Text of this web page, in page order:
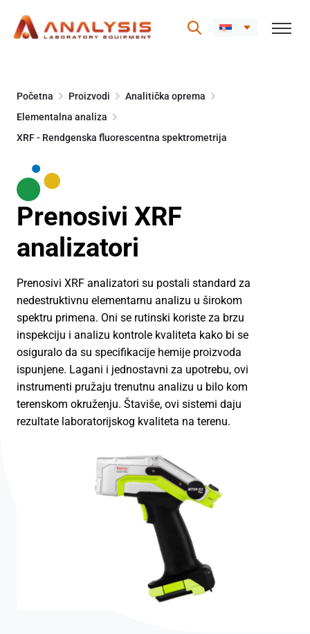
content
Početna Proizvodi
Analitička oprema
Elementalna analiza
XRF - Rendgenska fluorescentna spektrometrija
Prenosivi XRF
analizatori
Prenosivi XRF analizatori su postali standard za
nedestruktivnu elementarnu analizu u širokom
spektru primena. Oni se rutinski koriste za brzu
inspekciju i analizu kontrole kvaliteta kako bi se
osiguralo da su specifikacije hemije proizvoda
ispunjene. Lagani i jednostavni za upotrebu, ovi
instrumenti pružaju trenutnu analizu u bilo kom
terenskom okruženju. Štaviše, ovi sistemi daju
rezultate laboratorijskog kvaliteta na terenu.